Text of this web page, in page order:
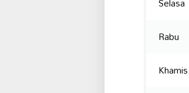
Rabu
Khamis